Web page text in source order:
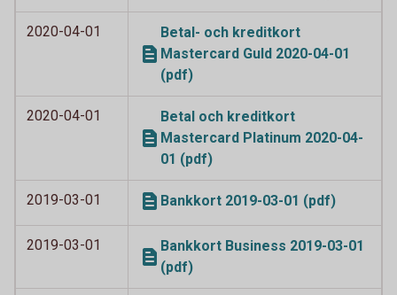
2020-04-01
Betal- och kreditkort
Mastercard Guld 2020-04-01
(pdf)
2020-04-01
Betal och kreditkort
Mastercard Platinum 2020-04-
01 (pdf)
2019-03-01 Bankkort 2019-03-01 (pdf)
2019-03-01
Bankkort Business 2019-03-01
(pdf)